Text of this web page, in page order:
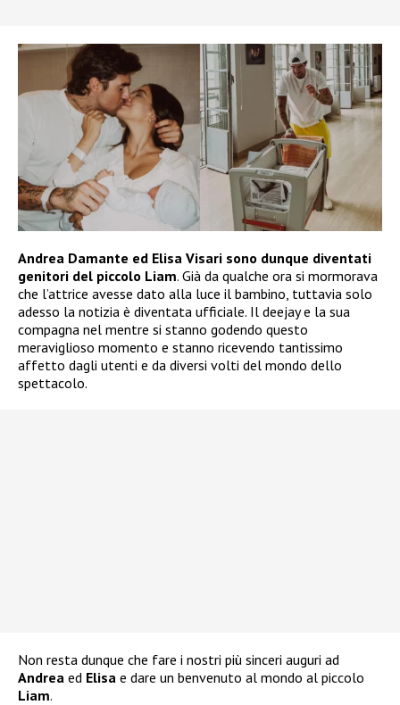
Andrea Damante ed Elisa Visari sono dunque diventati
genitori del piccolo Liam. Già da qualche ora si mormorava
che l’attrice avesse dato alla luce il bambino, tuttavia solo
adesso la notizia è diventata ufficiale. Il deejay e la sua
compagna nel mentre si stanno godendo questo
meraviglioso momento e stanno ricevendo tantissimo
affetto dagli utenti e da diversi volti del mondo dello
spettacolo.
Non resta dunque che fare i nostri più sinceri auguri ad
Andrea ed Elisa e dare un benvenuto al mondo al piccolo
Liam.